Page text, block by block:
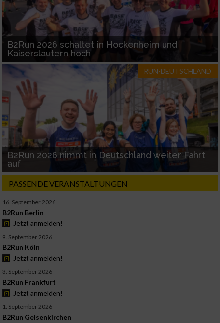
B2Run 2026 schaltet in Hockenheim und
Kaiserslautern hoch
RUN-DEUTSCHLAND
B2Run 2026 nimmt in Deutschland weiter Fahrt
auf
PASSENDE VERANSTALTUNGEN
16. September 2026
B2Run Berlin
Jetzt anmelden!
9. September 2026
B2Run Köln
Jetzt anmelden!
3. September 2026
B2Run Frankfurt
Jetzt anmelden!
1. September 2026
B2Run Gelsenkirchen